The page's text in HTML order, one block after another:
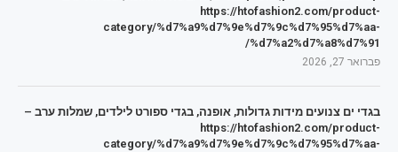
https://htofashion2.com/product-
category/%d7%a9%d7%9e%d7%9c%d7%95%d7%aa-
%d7%a2%d7%a8%d7%91/
פברואר 27, 2026
בגדי ים צנועים מידות גדולות, אופנה, בגדי ספורט לילדים, שמלות ערב –
https://htofashion2.com/product-
category/%d7%a9%d7%9e%d7%9c%d7%95%d7%aa-